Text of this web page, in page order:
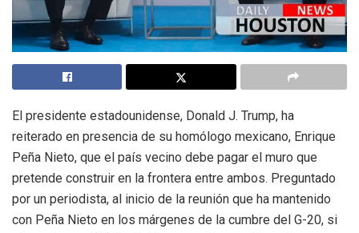
El presidente estadounidense, Donald J. Trump, ha
reiterado en presencia de su homólogo mexicano, Enrique
Peña Nieto, que el país vecino debe pagar el muro que
pretende construir en la frontera entre ambos. Preguntado
por un periodista, al inicio de la reunión que ha mantenido
con Peña Nieto en los márgenes de la cumbre del G-20, si